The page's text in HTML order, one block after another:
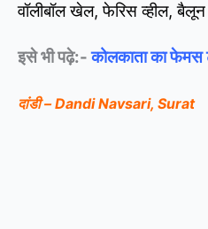
वॉलीबॉल खेल, फेरिस व्हील,
इसे भी पढ़े:-कोलकाता का फेमस
दांडी – Dandi Navsari, Surat